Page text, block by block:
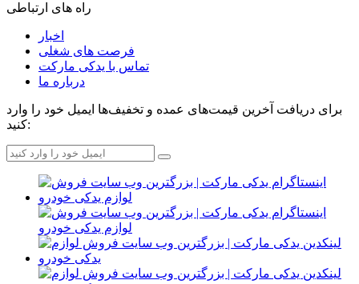
راه های ارتباطی
اخبار
فرصت های شغلی
تماس با یدکی مارکت
درباره ما
برای دریافت آخرین قیمت‌های عمده و تخفیف‌ها ایمیل خود را وارد
کنید: